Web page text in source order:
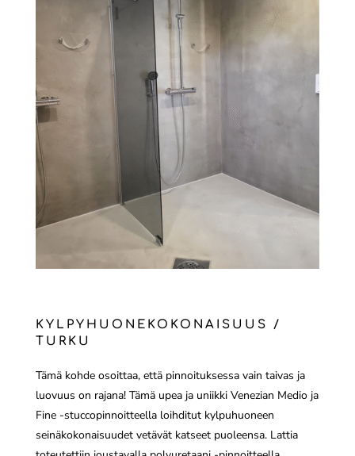
KYLPYHUONEKOKONAISUUS /
TURKU
Tämä kohde osoittaa, että pinnoituksessa vain taivas ja
luovuus on rajana! Tämä upea ja uniikki Venezian Medio ja
Fine -stuccopinnoitteella loihditut kylpuhuoneen
seinäkokonaisuudet vetävät katseet puoleensa. Lattia